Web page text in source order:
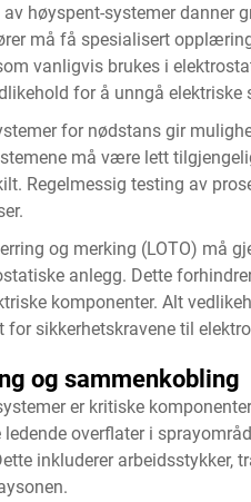
høyspent-systemer danner
må få spesialisert
vanligvis brukes i
for å unngå
for nødstans gir
må være lett
Regelmessig testing av
og merking (LOTO) må
anlegg. Dette
komponenter. Alt
for sikkerhetskravene til
og sammenkobling
er kritiske
ledende overflater i
inkluderer arbeidsstykker,